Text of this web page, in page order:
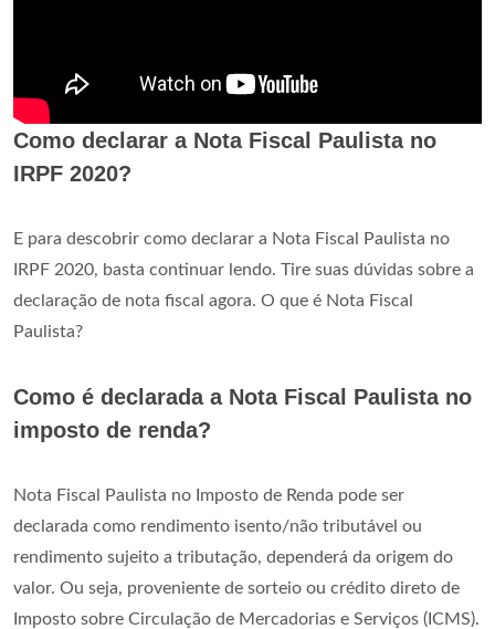
Como declarar a Nota Fiscal Paulista no
IRPF 2020?
E para descobrir como declarar a Nota Fiscal Paulista no
IRPF 2020, basta continuar lendo. Tire suas dúvidas sobre a
declaração de nota fiscal agora. O que é Nota Fiscal
Paulista?
Como é declarada a Nota Fiscal Paulista no
imposto de renda?
Nota Fiscal Paulista no Imposto de Renda pode ser
declarada como rendimento isento/não tributável ou
rendimento sujeito a tributação, dependerá da origem do
valor. Ou seja, proveniente de sorteio ou crédito direto de
Imposto sobre Circulação de Mercadorias e Serviços (ICMS).